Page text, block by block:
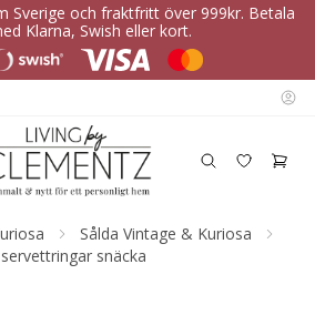
Sverige och fraktfritt över 999kr. Betala
Klarna, Swish eller kort.
Sålda Vintage & Kuriosa
snäcka